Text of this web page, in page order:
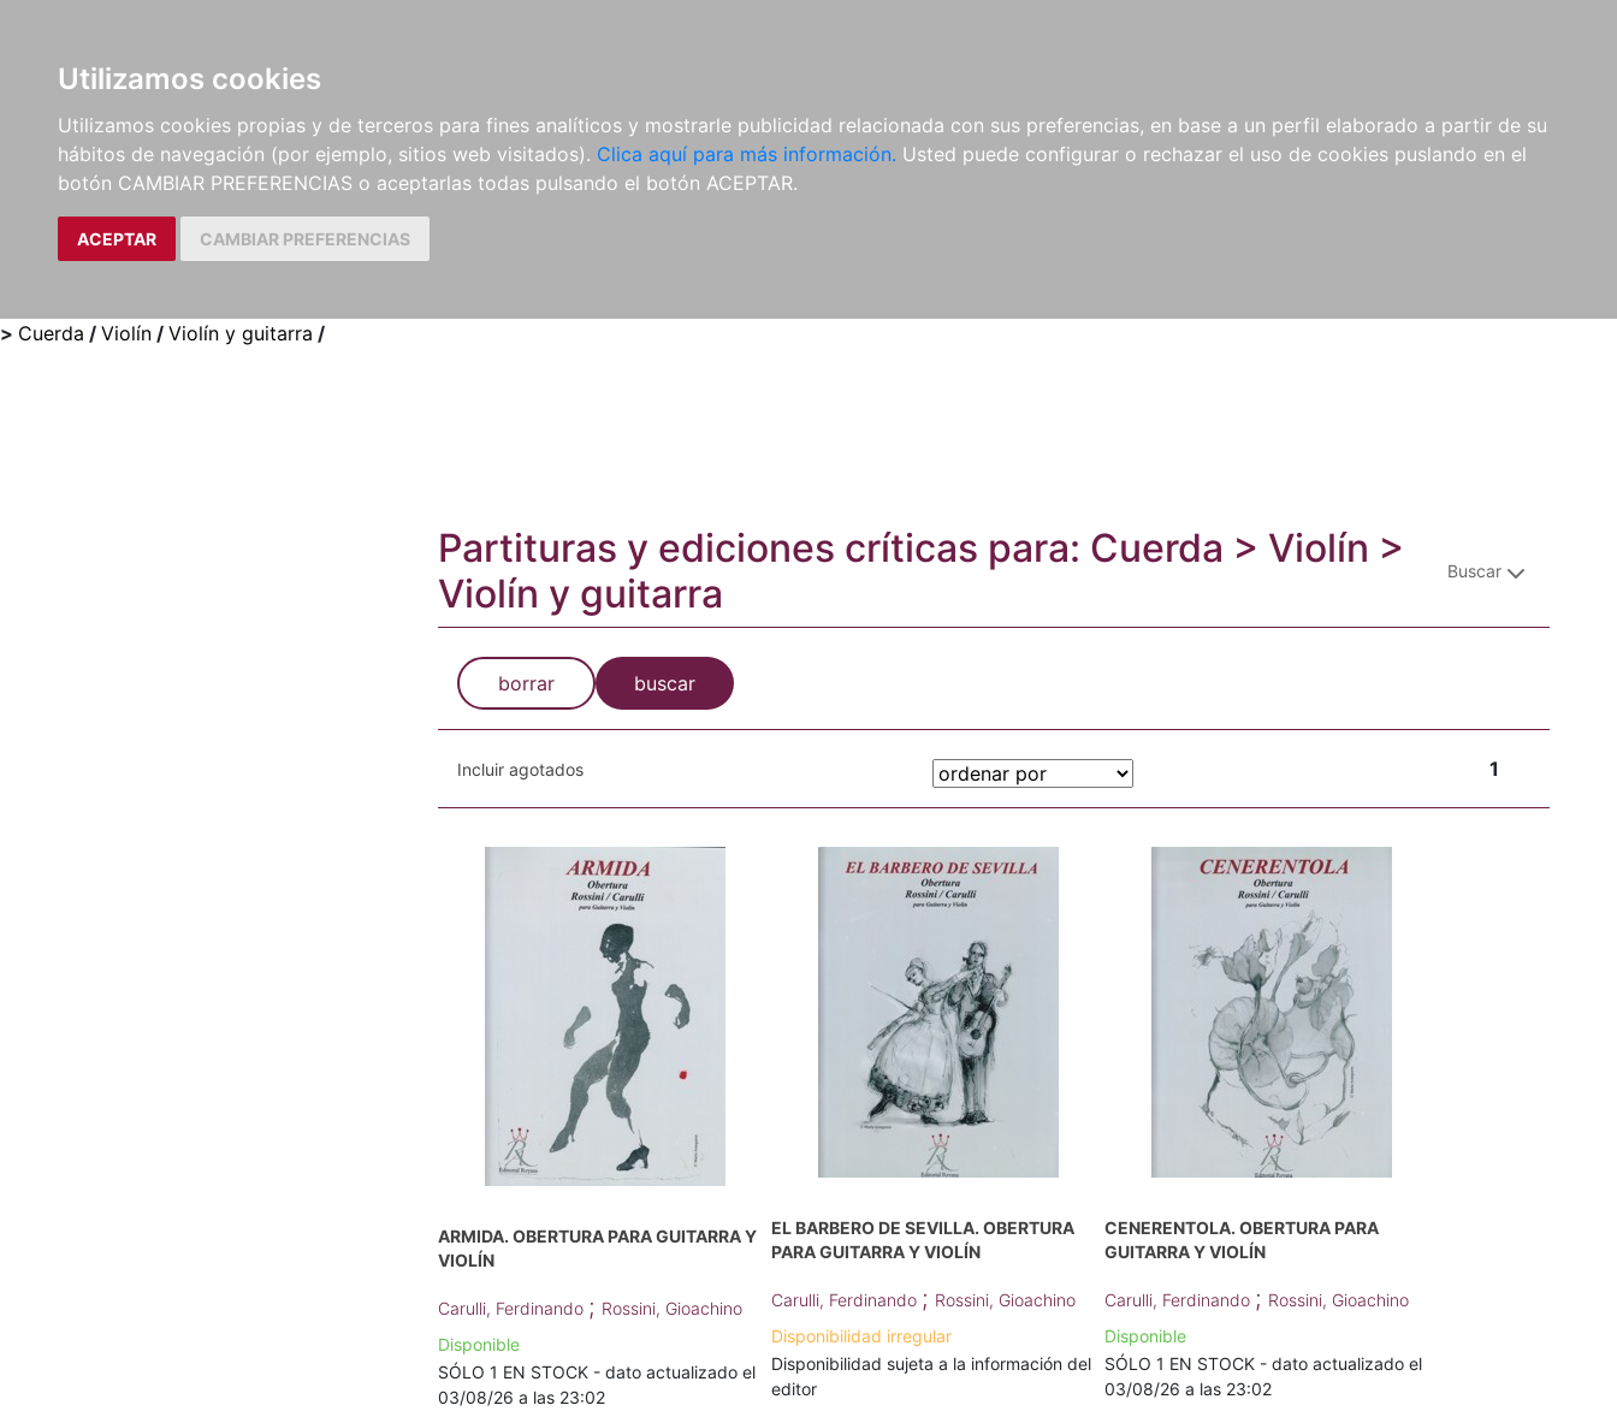
Utilizamos cookies
Utilizamos cookies propias y de terceros para fines analíticos y mostrarle publicidad relacionada con sus preferencias, en base a un perfil elaborado a partir de su
hábitos de navegación (por ejemplo, sitios web visitados). Clica aquí para más información. Usted puede configurar o rechazar el uso de cookies puslando en el
botón CAMBIAR PREFERENCIAS o aceptarlas todas pulsando el botón ACEPTAR.
ACEPTAR CAMBIAR PREFERENCIAS
LIBROS
MÉTODOS Y
EJERCICIOS
PARTITURAS Y EDICIONES
CRÍTICAS
REVISTAS
CDS Y
DVDS
MATERIAL
COMPLEMENTARIO
NOVEDADES NOTICIAS
COMPRAS
INSTITUCIONALES
> Cuerda / Violín / Violín y guitarra /
Partituras y ediciones críticas para: Cuerda > Violín >
Violín y guitarra
Buscar
borrar buscar
Incluir agotados 1
ARMIDA. OBERTURA PARA GUITARRA Y
VIOLÍN
Carulli, Ferdinando ; Rossini, Gioachino
Disponible
SÓLO 1 EN STOCK - dato actualizado el
03/08/26 a las 23:02
EL BARBERO DE SEVILLA. OBERTURA
PARA GUITARRA Y VIOLÍN
Carulli, Ferdinando ; Rossini, Gioachino
Disponibilidad irregular
Disponibilidad sujeta a la información del
editor
CENERENTOLA. OBERTURA PARA
GUITARRA Y VIOLÍN
Carulli, Ferdinando ; Rossini, Gioachino
Disponible
SÓLO 1 EN STOCK - dato actualizado el
03/08/26 a las 23:02